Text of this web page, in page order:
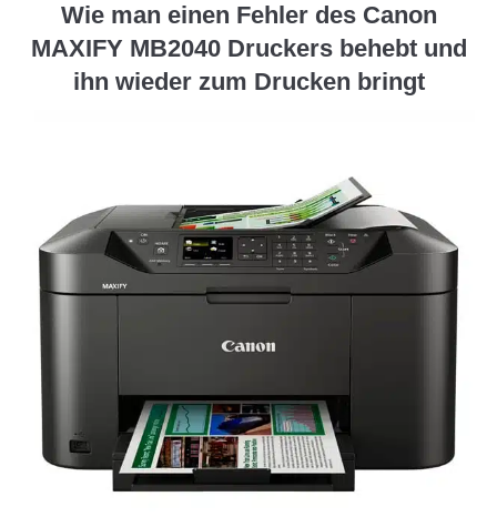
Wie man einen Fehler des Canon
MAXIFY MB2040 Druckers behebt und
ihn wieder zum Drucken bringt